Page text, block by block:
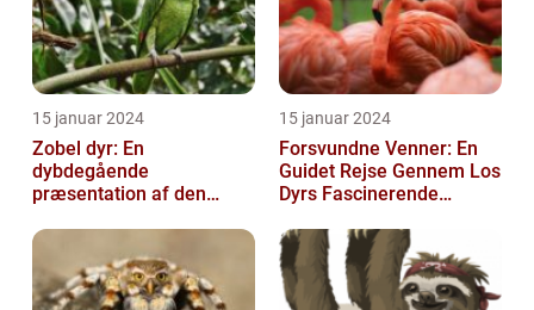
15 januar 2024
Zobel dyr: En
dybdegående
præsentation af den
15 januar 2024
Forsvundne Venner: En
Guidet Rejse Gennem Los
Dyrs Fascinerende